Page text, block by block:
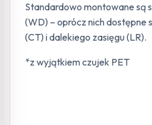
Standardowo montowane są
(WD) – oprócz nich dostępne
(CT) i dalekiego zasięgu (LR).
*z wyjątkiem czujek PET